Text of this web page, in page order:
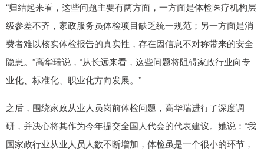
“归结起来看，这些问题主要有两方面，一方面是体检医疗机构层
级参差不齐，家政服务员体检项目缺乏统一规范；另一方面是消
费者难以核实体检报告的真实性，存在因信息不对称带来的安全
隐患。”高华瑞说，“从长远来看，这些问题将阻碍家政行业向专
业化、标准化、职业化方向发展。”
之后，围绕家政从业人员岗前体检问题，高华瑞进行了深度调
研，并决心将其作为今年提交全国人代会的代表建议。她说：“我
国家政行业从业人员人数不断增加，体检虽是一个很小的环节，